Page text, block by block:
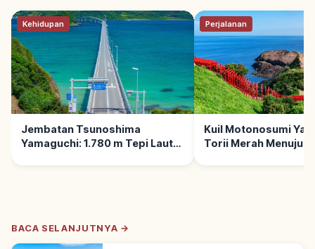
Kehidupan
Jembatan Tsunoshima
Yamaguchi: 1.780 m Tepi Laut
Perjalanan
Kuil Motonosumi
Torii Merah Menuju
BACA SELANJUTNYA →